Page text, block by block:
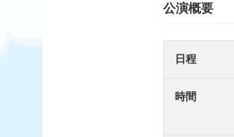
公演概要
日程
時間